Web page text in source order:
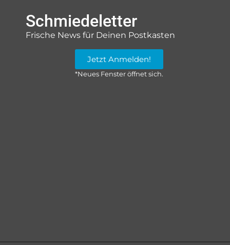
Schmiedeletter
Frische News für Deinen Postkasten
Jetzt Anmelden!
*Neues Fenster öffnet sich.